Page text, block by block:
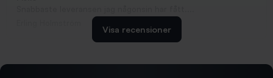
2026/02/19
Visa recensioner